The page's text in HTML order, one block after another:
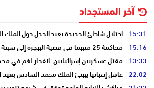
آخر المستجداد
15:31 احتلال شاطئ الجديدة يعيد الجدل حول الملك
15:16 محاكمة 25 متهما في قضية الهجرة إلى سبتة
13:33 مقتل عسكريين إسرائيليين بانفجار لغم في
22:02 عاهل إسبانيا يهنئ الملك محمد السادس